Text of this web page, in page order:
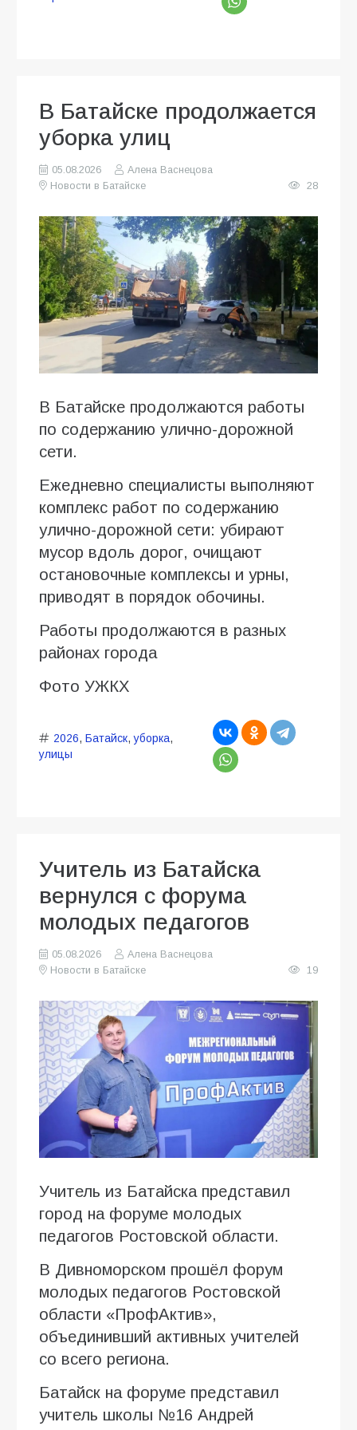
В Батайске продолжается
уборка улиц
05.08.2026
Алена Васнецова
Новости в Батайске
28
В Батайске продолжаются работы
по содержанию улично-дорожной
сети.
Ежедневно специалисты выполняют
комплекс работ по содержанию
улично-дорожной сети: убирают
мусор вдоль дорог, очищают
остановочные комплексы и урны,
приводят в порядок обочины.
Работы продолжаются в разных
районах города
Фото УЖКХ
2026, Батайск,уборка,
улицы
Учитель из Батайска
вернулся с форума
молодых педагогов
05.08.2026
Алена Васнецова
Новости в Батайске
19
Учитель из Батайска представил
город на форуме молодых
педагогов Ростовской области.
В Дивноморском прошёл форум
молодых педагогов Ростовской
области «ПрофАктив»,
объединивший активных учителей
со всего региона.
Батайск на форуме представил
учитель школы №16 Андрей